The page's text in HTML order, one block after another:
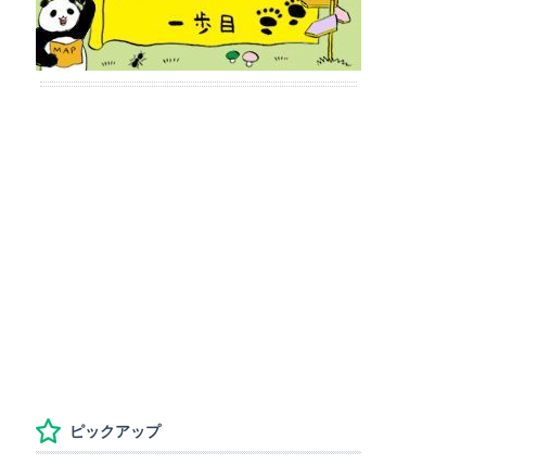
ピックアップ